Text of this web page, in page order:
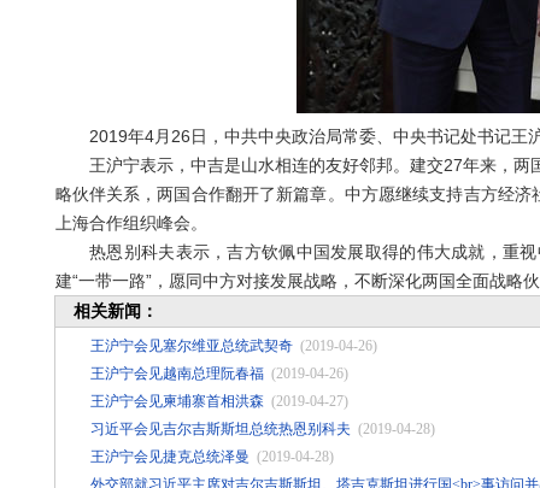
2019年4月26日，中共中央政治局常委、中央书记处书记王
王沪宁表示，中吉是山水相连的友好邻邦。建交27年来，两
略伙伴关系，两国合作翻开了新篇章。中方愿继续支持吉方经
上海合作组织峰会。
热恩别科夫表示，吉方钦佩中国发展取得的伟大成就，重视
建“一带一路”，愿同中方对接发展战略，不断深化两国全面战略
相关新闻：
王沪宁会见塞尔维亚总统武契奇 (2019-04-26)
王沪宁会见越南总理阮春福 (2019-04-26)
王沪宁会见柬埔寨首相洪森 (2019-04-27)
习近平会见吉尔吉斯斯坦总统热恩别科夫 (2019-04-28)
王沪宁会见捷克总统泽曼 (2019-04-28)
外交部就习近平主席对吉尔吉斯斯坦、塔吉克斯坦进行国<br>事访问